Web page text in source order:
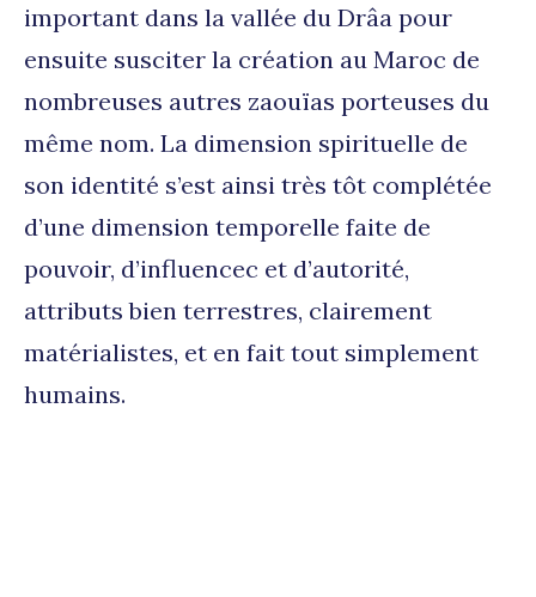
important dans la vallée du Drâa pour
ensuite susciter la création au Maroc de
nombreuses autres zaouïas porteuses du
même nom. La dimension spirituelle de
son identité s’est ainsi très tôt complétée
d’une dimension temporelle faite de
pouvoir, d’influencec et d’autorité,
attributs bien terrestres, clairement
matérialistes, et en fait tout simplement
humains.